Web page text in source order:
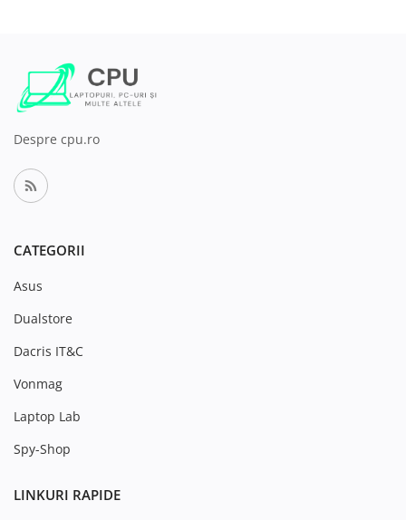
Despre cpu.ro
CATEGORII
Asus
Dualstore
Dacris IT&C
Vonmag
Laptop Lab
Spy-Shop
LINKURI RAPIDE